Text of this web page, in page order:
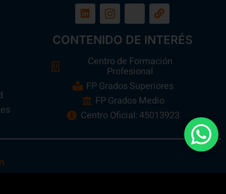
CONTENIDO DE INTERÉS
Centro de Formación
Profesional
FP Grados Superiores
FP Grados Medio
Centro Oficial: 45013923